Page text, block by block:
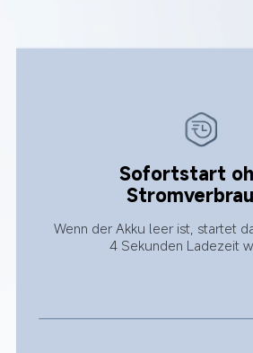
Sofortstart
Wenn der Akku leer ist, startet
4 Sekunden Ladezeit